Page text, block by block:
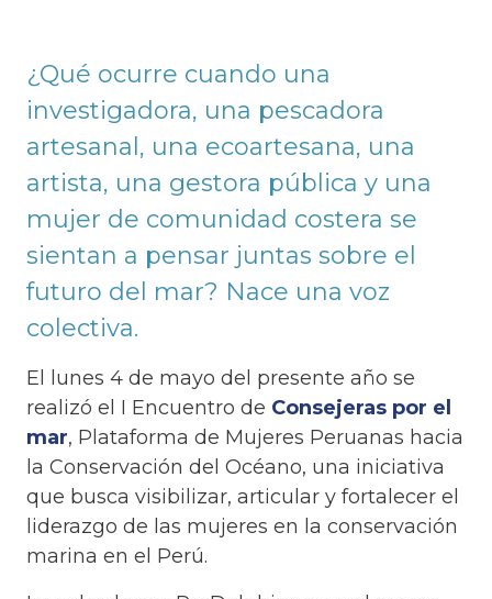
¿Qué ocurre cuando una
investigadora, una pescadora
artesanal, una ecoartesana, una
artista, una gestora pública y una
mujer de comunidad costera se
sientan a pensar juntas sobre el
futuro del mar? Nace una voz
colectiva.
El lunes 4 de mayo del presente año se
realizó el I Encuentro de Consejeras por el
mar, Plataforma de Mujeres Peruanas hacia
la Conservación del Océano, una iniciativa
que busca visibilizar, articular y fortalecer el
liderazgo de las mujeres en la conservación
marina en el Perú.